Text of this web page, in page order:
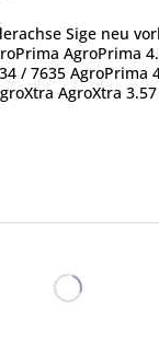
Sige neu
AgroPrima
/ 7635 AgroPrima
AgroXtra